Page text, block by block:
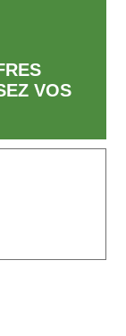
VOS